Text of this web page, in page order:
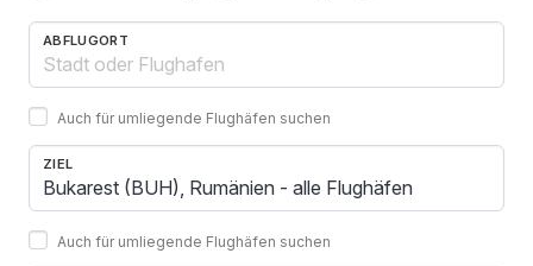
ABFLUGORT
Auch für umliegende Flughäfen suchen
ZIEL
Auch für umliegende Flughäfen suchen